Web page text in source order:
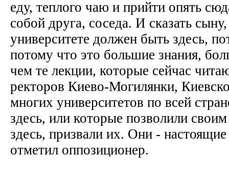
еду, теплого чаю и прийти опять
собой друга, соседа. И сказать
университете должен быть здесь,
потому что это большие знания,
чем те лекции, которые сейчас
ректоров Киево-Могилянки,
многих университетов по всей
здесь, или которые позволили
здесь, призвали их. Они -
отметил оппозиционер.